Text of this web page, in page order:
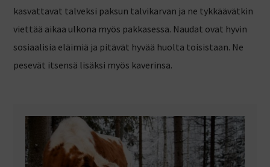
kasvattavat talveksi paksun talvikarvan ja ne tykkäävätkin
viettää aikaa ulkona myös pakkasessa. Naudat ovat hyvin
sosiaalisia eläimiä ja pitävät hyvää huolta toisistaan. Ne
pesevät itsensä lisäksi myös kaverinsa.